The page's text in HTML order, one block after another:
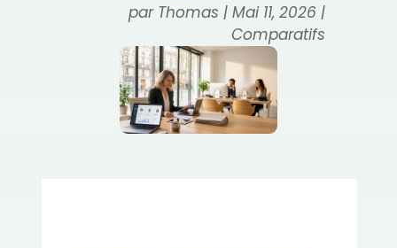
par Thomas |Mai 11, 2026 |
Comparatifs